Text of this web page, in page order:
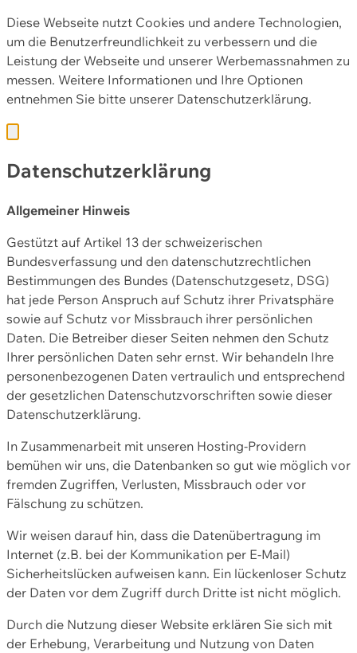
Diese Webseite nutzt Cookies und andere Technologien,
um die Benutzerfreundlichkeit zu verbessern und die
Leistung der Webseite und unserer Werbemassnahmen zu
messen. Weitere Informationen und Ihre Optionen
entnehmen Sie bitte unserer Datenschutzerklärung.
Datenschutzerklärung
Allgemeiner Hinweis
Gestützt auf Artikel 13 der schweizerischen
Bundesverfassung und den datenschutzrechtlichen
Bestimmungen des Bundes (Datenschutzgesetz, DSG)
hat jede Person Anspruch auf Schutz ihrer Privatsphäre
sowie auf Schutz vor Missbrauch ihrer persönlichen
Daten. Die Betreiber dieser Seiten nehmen den Schutz
Ihrer persönlichen Daten sehr ernst. Wir behandeln Ihre
personenbezogenen Daten vertraulich und entsprechend
der gesetzlichen Datenschutzvorschriften sowie dieser
Datenschutzerklärung.
In Zusammenarbeit mit unseren Hosting-Providern
bemühen wir uns, die Datenbanken so gut wie möglich vor
fremden Zugriffen, Verlusten, Missbrauch oder vor
Fälschung zu schützen.
Wir weisen darauf hin, dass die Datenübertragung im
Internet (z.B. bei der Kommunikation per E-Mail)
Sicherheitslücken aufweisen kann. Ein lückenloser Schutz
der Daten vor dem Zugriff durch Dritte ist nicht möglich.
Durch die Nutzung dieser Website erklären Sie sich mit
der Erhebung, Verarbeitung und Nutzung von Daten